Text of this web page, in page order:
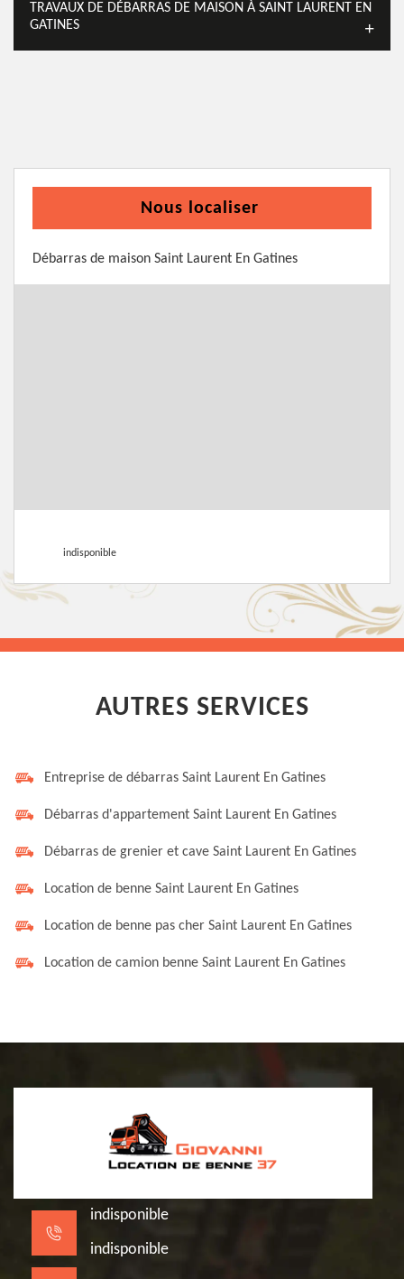
TRAVAUX DE DÉBARRAS DE MAISON À SAINT LAURENT EN
GATINES
Nous localiser
Débarras de maison Saint Laurent En Gatines
indisponible
AUTRES SERVICES
Entreprise de débarras Saint Laurent En Gatines
Débarras d'appartement Saint Laurent En Gatines
Débarras de grenier et cave Saint Laurent En Gatines
Location de benne Saint Laurent En Gatines
Location de benne pas cher Saint Laurent En Gatines
Location de camion benne Saint Laurent En Gatines
indisponible
indisponible